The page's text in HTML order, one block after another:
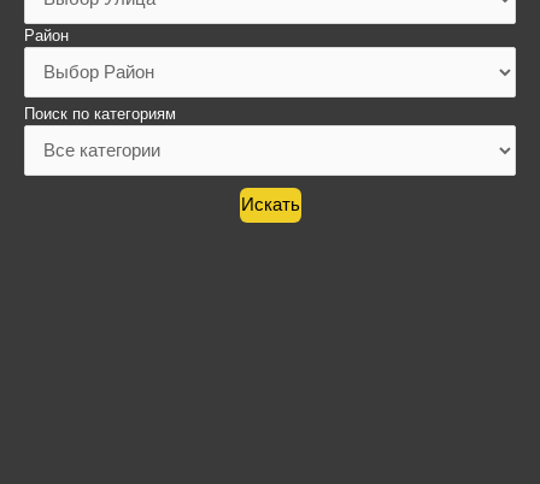
Район
Поиск по категориям